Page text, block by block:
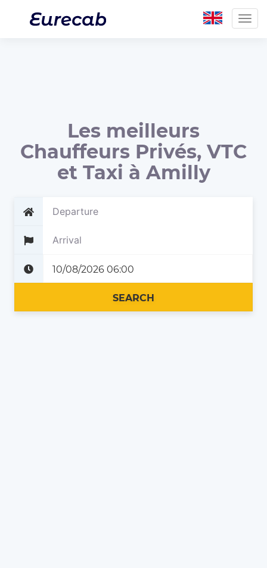
Les meilleurs
Chauffeurs Privés, VTC
et Taxi à Amilly
SEARCH